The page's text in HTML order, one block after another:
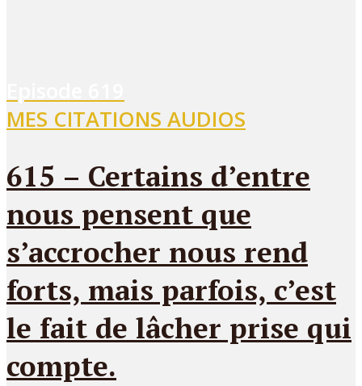
MES CITATIONS AUDIOS
615 – Certains d’entre
nous pensent que
s’accrocher nous rend
forts, mais parfois, c’est
le fait de lâcher prise qui
compte.